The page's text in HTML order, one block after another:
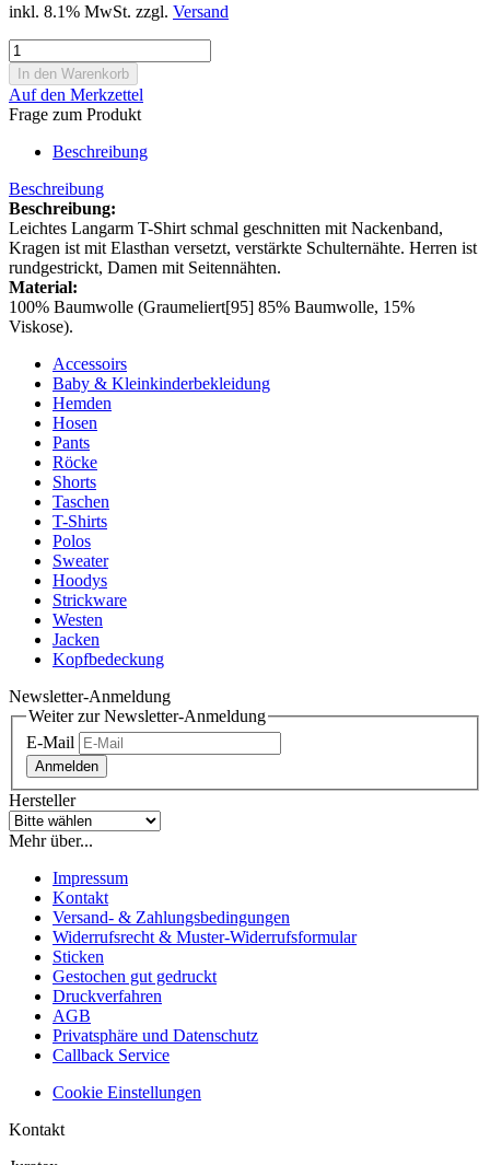
inkl. 8.1% MwSt. zzgl. Versand
Auf den Merkzettel
Frage zum Produkt
Beschreibung
Beschreibung
Beschreibung:
Leichtes Langarm T-Shirt schmal geschnitten mit Nackenband,
Kragen ist mit Elasthan versetzt, verstärkte Schulternähte. Herren ist
rundgestrickt, Damen mit Seitennähten.
Material:
100% Baumwolle (Graumeliert[95] 85% Baumwolle, 15%
Viskose).
Accessoirs
Baby & Kleinkinderbekleidung
Hemden
Hosen
Pants
Röcke
Shorts
Taschen
T-Shirts
Polos
Sweater
Hoodys
Strickware
Westen
Jacken
Kopfbedeckung
Newsletter-Anmeldung
Weiter zur Newsletter-Anmeldung
E-Mail
Anmelden
Hersteller
Mehr über...
Impressum
Kontakt
Versand- & Zahlungsbedingungen
Widerrufsrecht & Muster-Widerrufsformular
Sticken
Gestochen gut gedruckt
Druckverfahren
AGB
Privatsphäre und Datenschutz
Callback Service
Cookie Einstellungen
Kontakt